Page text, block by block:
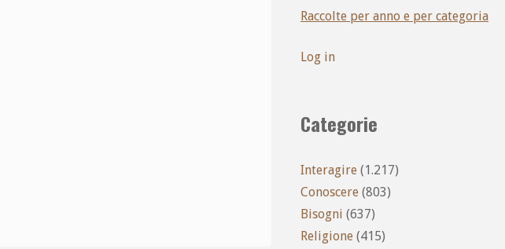
Raccolte per anno e per categoria
Log in
Categorie
Interagire (1.217)
Conoscere (803)
Bisogni (637)
Religione (415)